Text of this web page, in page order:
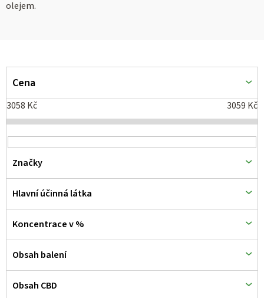
olejem.
Cena
3058 Kč 3059 Kč
Značky
Hlavní účinná látka
Koncentrace v %
Obsah balení
Obsah CBD
V
p
i
s
p
r
o
d
u
k
t
ů